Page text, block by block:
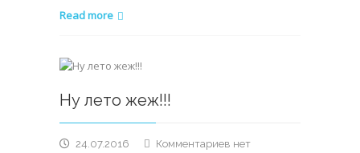
Read more
Ну лето жеж!!!
24.07.2016 Комментариев кнет